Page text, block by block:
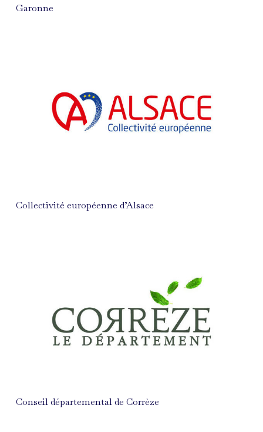
Garonne
Collectivité européenne d’Alsace
Conseil départemental de Corrèze